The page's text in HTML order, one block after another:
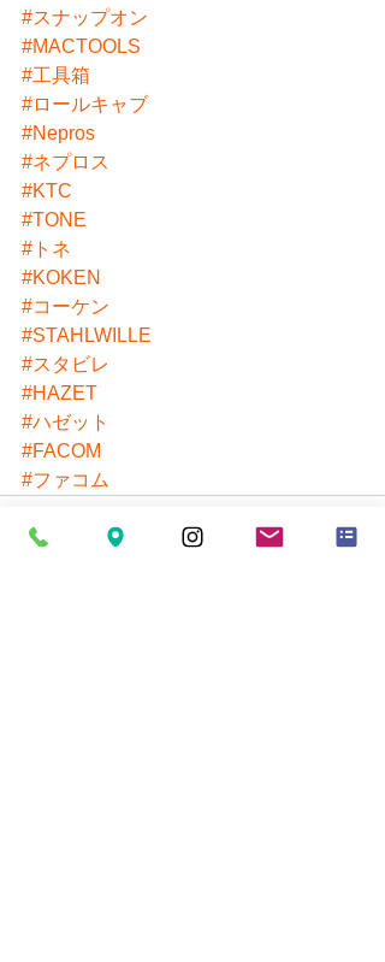
#スナップオン
#MACTOOLS
#工具箱
#ロールキャブ
#Nepros
#ネプロス
#KTC
#TONE
#トネ
#KOKEN
#コーケン
#STAHLWILLE
#スタビレ
#HAZET
#ハゼット
#FACOM
#ファコム